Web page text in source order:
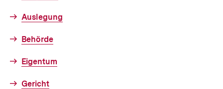
Auslegung
Behörde
Eigentum
Gericht